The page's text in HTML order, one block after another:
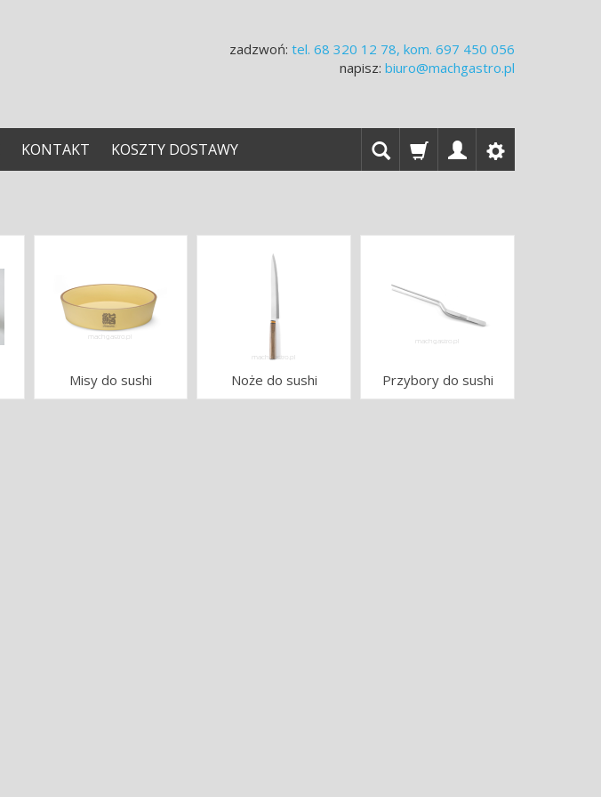
zadzwoń: tel. 68 320 12 78, kom. 697 450 056
napisz: biuro@machgastro.pl
KONTAKT KOSZTY DOSTAWY
Misy do sushi Noże do sushi Przybory do sushi